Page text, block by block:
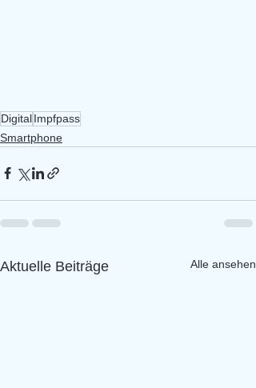
DigitalImpfpass
Smartphone
Aktuelle Beiträge Alle ansehen